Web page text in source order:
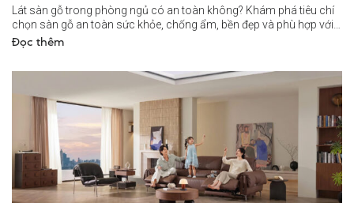
Lát sàn gỗ trong phòng ngủ có an toàn không? Khám phá tiêu chí
chọn sàn gỗ an toàn sức khỏe, chống ẩm, bền đẹp và phù hợp với
không...
Đọc thêm